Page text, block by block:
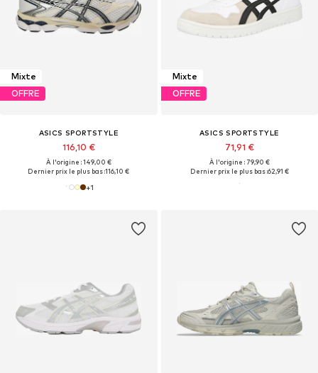
Mixte
OFFRE
ASICS SPORTSTYLE
116,10 €
À l'origine : 149,00 €
Dernier prix le plus bas :116,10 €
+1
Mixte
OFFRE
ASICS SPORTSTYLE
71,91 €
À l'origine : 79,90 €
Dernier prix le plus bas :62,91 €